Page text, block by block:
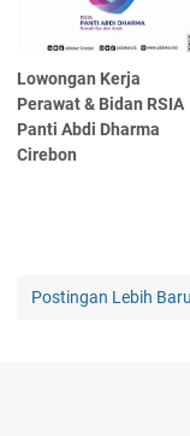
Lowongan Kerja
Perawat & Bidan RSIA
Panti Abdi Dharma
Cirebon
Postingan Lebih Baru